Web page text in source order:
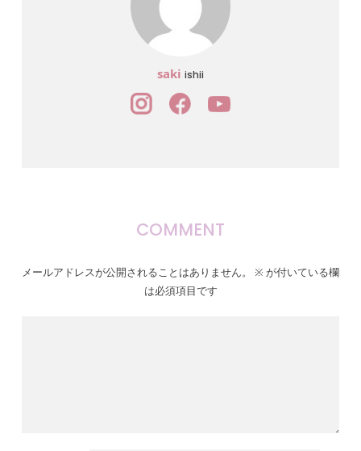
saki ishii
COMMENT
メールアドレスが公開されることはありません。 ※ が付いている欄
は必須項目です